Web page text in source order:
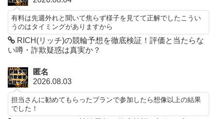
有料は先週外れと聞いて焦らず様子を見てて正解でしたこうい
うのはタイミングがありますから
RICH(リッチ)の競輪予想を徹底検証！評価と当たらな
い噂・詐欺疑惑は真実か？
匿名
2026.08.03
担当さんに勧めてもらったプランで参加したら想像以上の結果
でした！